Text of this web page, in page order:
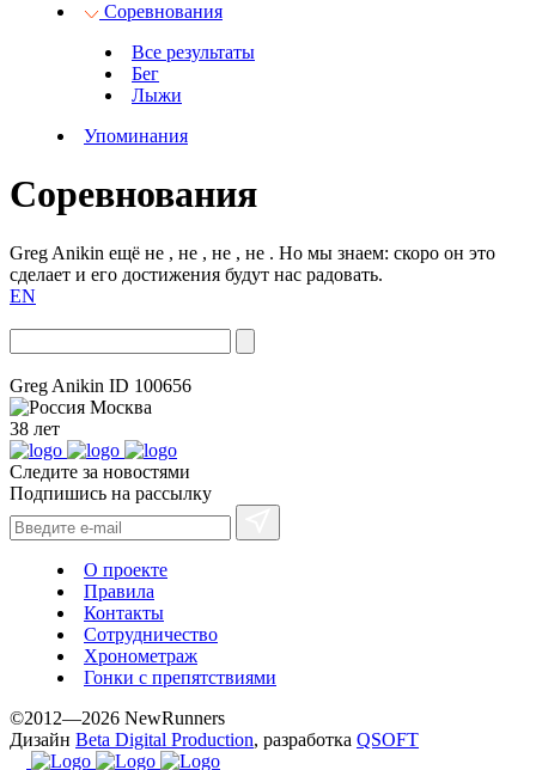
Соревнования
Все результаты
Бег
Лыжи
Упоминания
Соревнования
Greg Anikin ещё не , не , не , не . Но мы знаем: скоро он это
сделает и его достижения будут нас радовать.
EN
Greg Anikin ID 100656
Москва
38 лет
Следите за новостями
Подпишись на рассылку
О проекте
Правила
Контакты
Сотрудничество
Хронометраж
Гонки с препятствиями
©2012—2026 NewRunners
Дизайн Beta Digital Production, разработка QSOFT